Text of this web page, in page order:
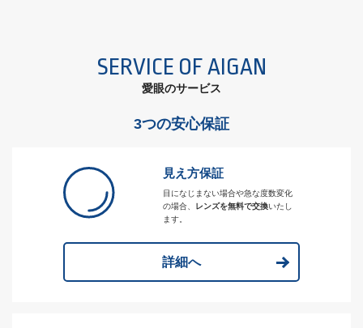
SERVICE OF AIGAN
愛眼のサービス
3つの安心保証
見え方保証
目になじまない場合や急な度数変化
の場合、
レンズを無料で交換いたし
ます。
詳細へ